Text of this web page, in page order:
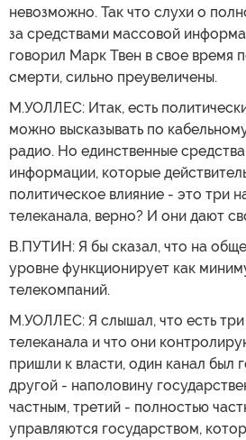
невозможно. Так что слухи о
за средствами массовой
говорил Марк Твен в свое время
смерти, сильно преувеличены.
М.УОЛЛЕС: Итак, есть
можно высказывать по
радио. Но единственные
информации, которые
политическое влияние - это три
телеканала, верно? И они дают
В.ПУТИН: Я бы сказал, что на
уровне функционирует как
телекомпаний.
М.УОЛЛЕС: Я слышал, что есть
телеканала и что они
пришли к власти, один канал был
другой - наполовину
частным, третий - полностью
управляются государством,